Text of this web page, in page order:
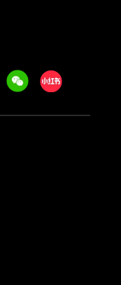
WeechatXiaohongshu/